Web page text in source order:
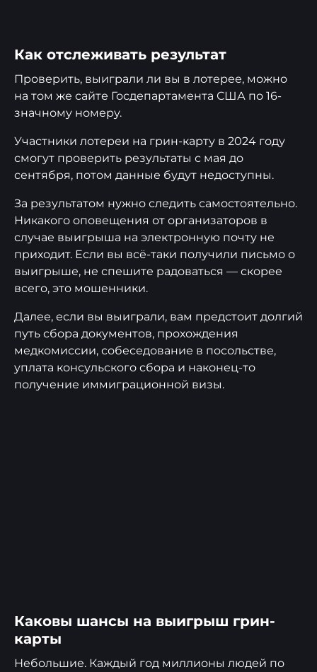
Как отслеживать результат
Проверить, выиграли ли вы в лотерее, можно
на том же сайте Госдепартамента США по 16-
значному номеру.
Участники лотереи на грин-карту в 2024 году
смогут проверить результаты с мая до
сентября, потом данные будут недоступны.
За результатом нужно следить самостоятельно.
Никакого оповещения от организаторов в
случае выигрыша на электронную почту не
приходит. Если вы всё-таки получили письмо о
выигрыше, не спешите радоваться — скорее
всего, это мошенники.
Далее, если вы выиграли, вам предстоит долгий
путь сбора документов, прохождения
медкомиссии, собеседование в посольстве,
уплата консульского сбора и наконец-то
получение иммиграционной визы.
Каковы шансы на выигрыш грин-
карты
Небольшие. Каждый год миллионы людей по